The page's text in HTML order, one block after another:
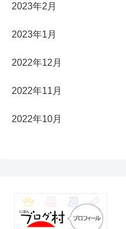
2023年2月
2023年1月
2022年12月
2022年11月
2022年10月